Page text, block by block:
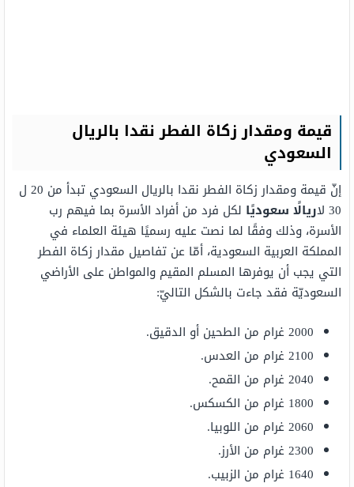
قيمة ومقدار زكاة الفطر نقدا بالريال
السعودي
إنّ قيمة ومقدار زكاة الفطر نقدا بالريال السعودي تبدأ من 20 ل
30 لا ريالًا سعوديًا لكل فرد من أفراد الأسرة بما فيهم رب
الأسرة، وذلك وفقًا لما نصت عليه رسميًا هيئة العلماء في
المملكة العربية السعودية، أمّا عن تفاصيل مقدار زكاة الفطر
التي يجب أن يوفرها المسلم المقيم والمواطن على الأراضي
السعوديّة فقد جاءت بالشكل التاليّ:
2000 غرام من الطحين أو الدقيق.
2100 غرام من العدس.
2040 غرام من القمح.
1800 غرام من الكسكس.
2060 غرام من اللوبيا.
2300 غرام من الأرز.
1640 غرام من الزبيب.